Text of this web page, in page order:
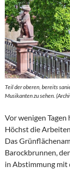
Teil der oberen, bereits
Musikanten zu sehen.
Vor wenigen
Höchst die
Das
Barockbrunnen,
in Abstimmung mit